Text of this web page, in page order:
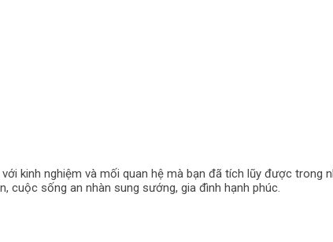
kinh nghiệm và mối quan hệ mà bạn đã tích lũy được trong
cuộc sống an nhàn sung sướng, gia đình hạnh phúc.